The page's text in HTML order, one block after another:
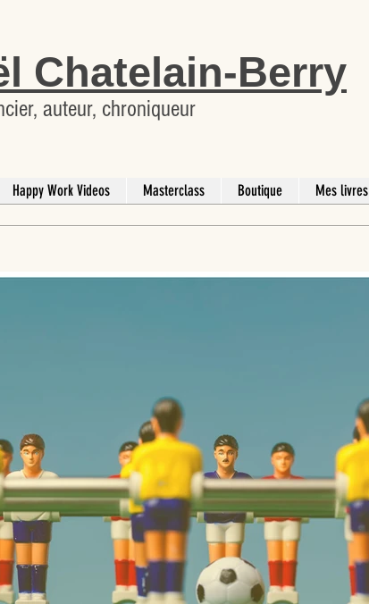
Chatelain-Berry
auteur, chroniqueur
Happy Work Videos Masterclass Boutique Mes livres